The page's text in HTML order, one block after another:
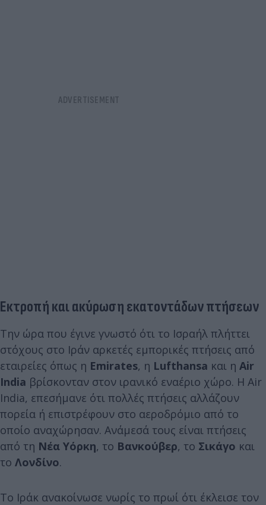
Εκτροπή και ακύρωση εκατοντάδων πτήσεων
Την ώρα που έγινε γνωστό ότι το Ισραήλ πλήττει
στόχους στο Ιράν αρκετές εμπορικές πτήσεις από
εταιρείες όπως η Emirates, η Lufthansa και η Air
India βρίσκονταν στον ιρανικό εναέριο χώρο. Η Air
India, επεσήμανε ότι πολλές πτήσεις αλλάζουν
πορεία ή επιστρέφουν στο αεροδρόμιο από το
οποίο αναχώρησαν. Ανάμεσά τους είναι πτήσεις
από τη Νέα Υόρκη, το Βανκούβερ, το Σικάγο και
το Λονδίνο.
Το Ιράκ ανακοίνωσε νωρίς το πρωί ότι έκλεισε τον